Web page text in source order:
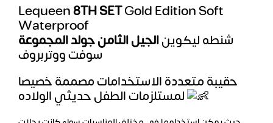
Lequeen8THSETGold Edition Soft
Waterproof
شنطه ليكوينالجيل الثامن جولد المجموعة
سوفت ووتربروف
حقيبة متعددة الاستخدامات مصممة خصيصا